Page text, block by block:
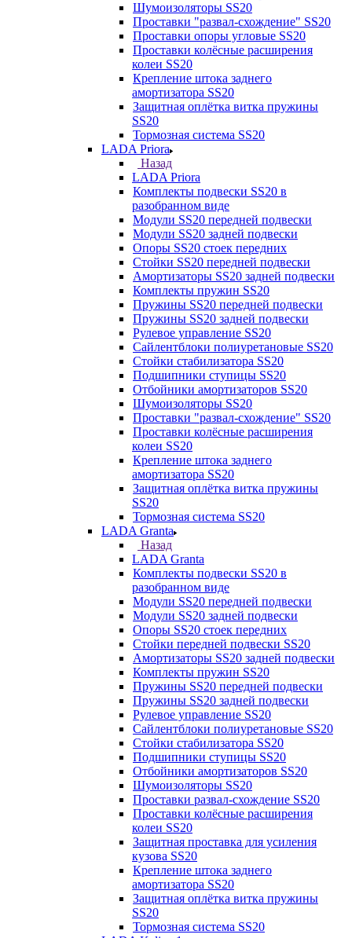
Шумоизоляторы SS20
Проставки "развал-схождение" SS20
Проставки опоры угловые SS20
Проставки колёсные расширения
колеи SS20
Крепление штока заднего
амортизатора SS20
Защитная оплётка витка пружины
SS20
Тормозная система SS20
LADA Priora
Назад
LADA Priora
Комплекты подвески SS20 в
разобранном виде
Модули SS20 передней подвески
Модули SS20 задней подвески
Опоры SS20 стоек передних
Стойки SS20 передней подвески
Амортизаторы SS20 задней подвески
Комплекты пружин SS20
Пружины SS20 передней подвески
Пружины SS20 задней подвески
Рулевое управление SS20
Сайлентблоки полиуретановые SS20
Стойки стабилизатора SS20
Подшипники ступицы SS20
Отбойники амортизаторов SS20
Шумоизоляторы SS20
Проставки "развал-схождение" SS20
Проставки колёсные расширения
колеи SS20
Крепление штока заднего
амортизатора SS20
Защитная оплётка витка пружины
SS20
Тормозная система SS20
LADA Granta
Назад
LADA Granta
Комплекты подвески SS20 в
разобранном виде
Модули SS20 передней подвески
Модули SS20 задней подвески
Опоры SS20 стоек передних
Стойки передней подвески SS20
Амортизаторы SS20 задней подвески
Комплекты пружин SS20
Пружины SS20 передней подвески
Пружины SS20 задней подвески
Рулевое управление SS20
Сайлентблоки полиуретановые SS20
Стойки стабилизатора SS20
Подшипники ступицы SS20
Отбойники амортизаторов SS20
Шумоизоляторы SS20
Проставки развал-схождение SS20
Проставки колёсные расширения
колеи SS20
Защитная проставка для усиления
кузова SS20
Крепление штока заднего
амортизатора SS20
Защитная оплётка витка пружины
SS20
Тормозная система SS20